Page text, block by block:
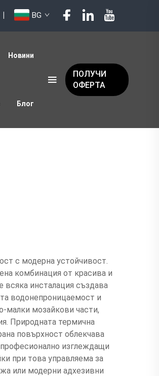
| BG
Новини
Блог
ПОЛУЧИ
ОФЕРТА
с модерна устойчивост.
комбинация от красива и
всяка инсталация създава
водонепроницаемост и
малки мозайкови части,
Природната термична
повърхност облекчава
изглеждащи
при това управляема за
или модерни адхезивни